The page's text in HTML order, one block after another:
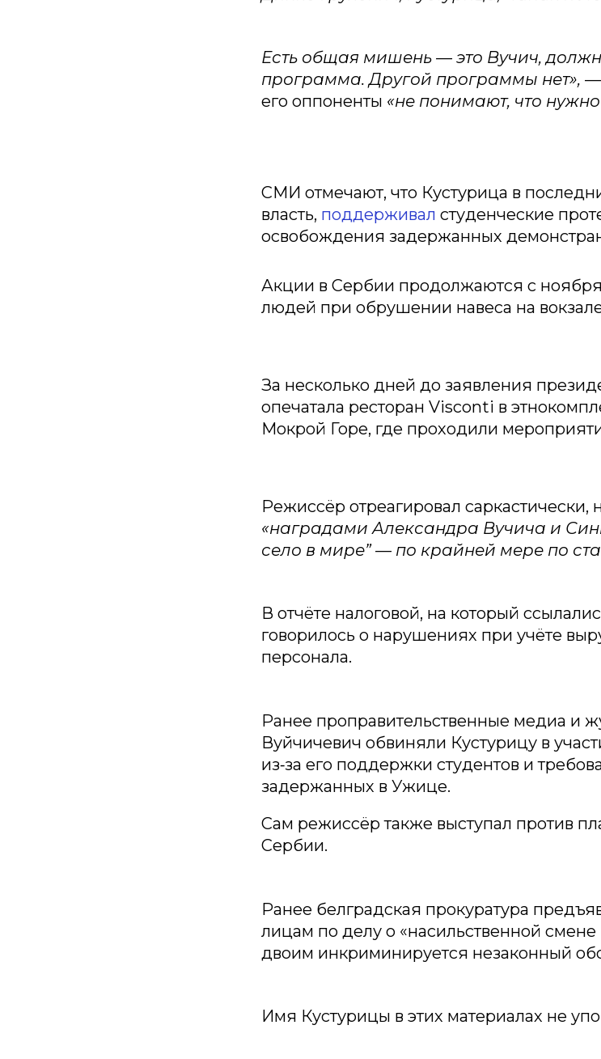
Есть общая мишень — это Вучич,
программа. Другой программы нет», —
его оппоненты «не понимают, что
СМИ отмечают, что Кустурица в
власть, поддерживал студенческие
освобождения задержанных
Акции в Сербии продолжаются с
людей при обрушении навеса на
За несколько дней до заявления
опечатала ресторан Visconti в
Мокрой Горе, где проходили
Режиссёр отреагировал саркастически,
«наградами Александра Вучича и
село в мире” — по крайней мере по
В отчёте налоговой, на который
говорилось о нарушениях при учёте
персонала.
Ранее проправительственные медиа и
Вуйчичевич обвиняли Кустурицу в
из‑за его поддержки студентов и
задержанных в Ужице.
Сам режиссёр также выступал против
Сербии.
Ранее белградская прокуратура
лицам по делу о «насильственной смене
двоим инкриминируется незаконный
Имя Кустурицы в этих материалах не